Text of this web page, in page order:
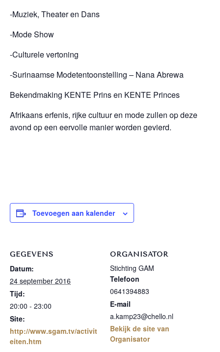
-Muziek, Theater en Dans
-Mode Show
-Culturele vertoning
-Surinaamse Modetentoonstelling – Nana Abrewa
Bekendmaking KENTE Prins en KENTE Princes
Afrikaans erfenis, rijke cultuur en mode zullen op deze
avond op een eervolle manier worden gevierd.
Toevoegen aan kalender
GEGEVENS
Datum:
24 september 2016
Tijd:
20:00 - 23:00
Site:
http://www.sgam.tv/activit
eiten.htm
ORGANISATOR
Stichting GAM
Telefoon
0641394883
E-mail
a.kamp23@chello.nl
Bekijk de site van
Organisator